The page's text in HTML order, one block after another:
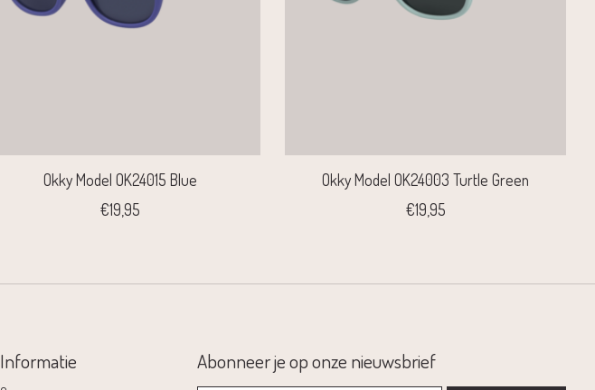
Okky Model OK24015 Blue
€19,95
Okky Model OK24003 Turtle Green
€19,95
Informatie Abonneer je op onze nieuwsbrief